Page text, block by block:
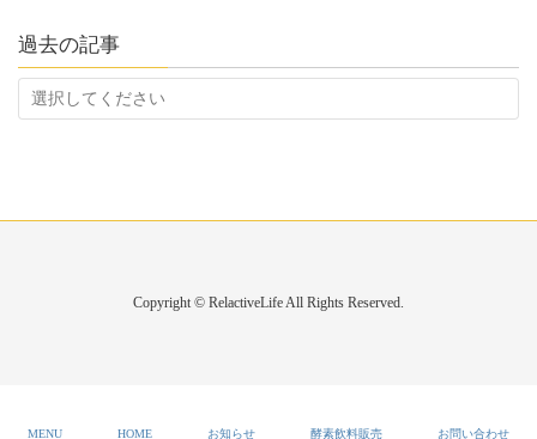
過去の記事
Copyright © RelactiveLife All Rights Reserved.
MENU HOME お知らせ 酵素飲料販売 お問い合わせ